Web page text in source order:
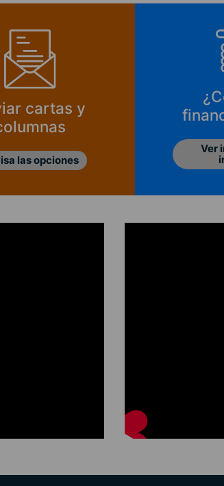
cartas y
las opciones
Ver